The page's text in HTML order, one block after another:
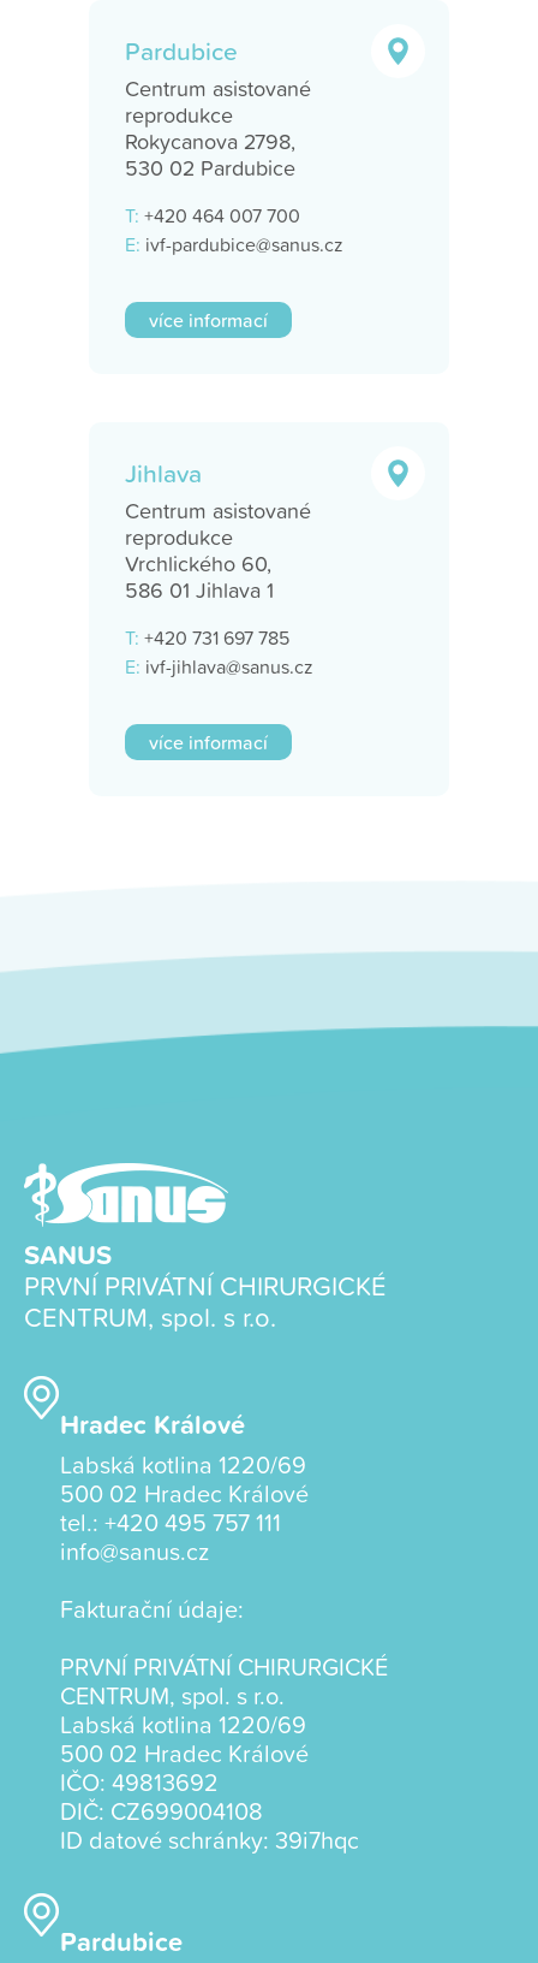
Pardubice
Centrum asistované
reprodukce
Rokycanova 2798,
530 02 Pardubice
T: +420 464 007 700
E: ivf-pardubice@sanus.cz
více informací
Jihlava
Centrum asistované
reprodukce
Vrchlického 60,
586 01 Jihlava 1
T: +420 731 697 785
E: ivf-jihlava@sanus.cz
více informací
SANUS
PRVNÍ PRIVÁTNÍ CHIRURGICKÉ
CENTRUM, spol. s r.o.
Hradec Králové
Labská kotlina 1220/69
500 02 Hradec Králové
tel.: +420 495 757 111
info@sanus.cz
Fakturační údaje:
PRVNÍ PRIVÁTNÍ CHIRURGICKÉ
CENTRUM, spol. s r.o.
Labská kotlina 1220/69
500 02 Hradec Králové
IČO: 49813692
DIČ: CZ699004108
ID datové schránky: 39i7hqc
Pardubice